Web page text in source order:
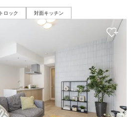
ロック 対面キッチン